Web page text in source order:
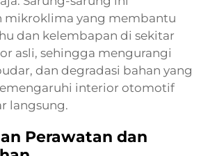
mikroklima yang membantu
dan kelembapan di sekitar
asli, sehingga mengurangi
dan degradasi bahan yang
interior otomotif
langsung.
Perawatan dan